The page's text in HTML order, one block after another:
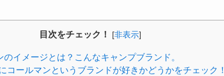
目次をチェック！ [非表示]
のイメージとは？こんなキャンプブランド。
コールマンというブランドが好きかどうかをチェック！